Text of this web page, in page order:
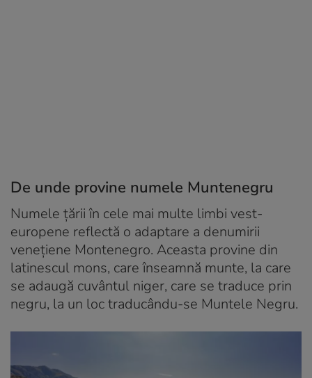
De unde provine numele Muntenegru
Numele țării în cele mai multe limbi vest-
europene reflectă o adaptare a denumirii
venețiene Montenegro. Aceasta provine din
latinescul mons, care înseamnă munte, la care
se adaugă cuvântul niger, care se traduce prin
negru, la un loc traducându-se Muntele Negru.